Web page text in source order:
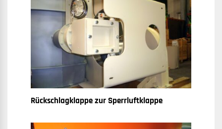
Rückschlagklappe zur Sperrluftklappe